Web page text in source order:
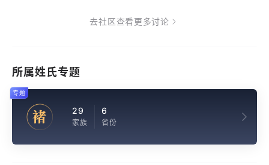
去社区查看更多讨论
所属姓氏专题
褚 29
家族
6
省份
专题